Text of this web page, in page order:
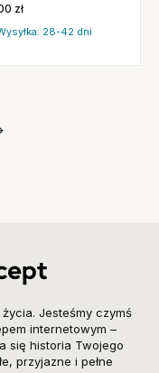
zł
28-42 dni
Jesteśmy czymś
internetowym –
się historia Twojego
przyjazne i pełne